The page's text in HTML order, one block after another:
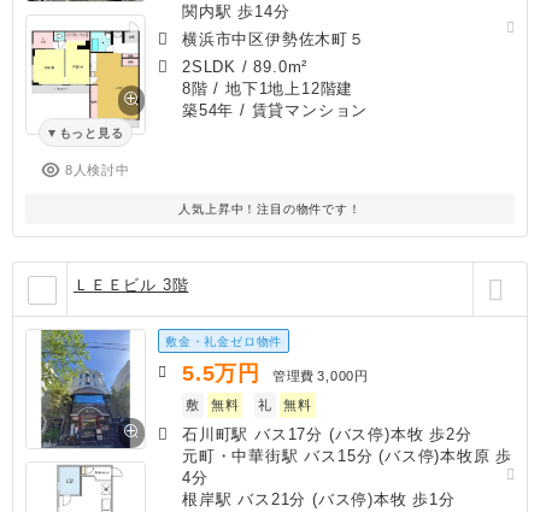
もっと見る
8人検討中
関内駅 歩14分
横浜市中区伊勢佐木町５
2SLDK /89.0m²
8階 / 地下1地上12階建
築54年 / 賃貸マンション
人気上昇中！注目の物件です！
ＬＥＥビル 3階
敷金・礼金ゼロ物件
5.5万円 管理費 3,000円
敷
無料 礼 無料
石川町駅 バス17分 (バス停)本牧 歩2分
元町・中華街駅 バス15分 (バス停)本牧原 歩
4分
根岸駅 バス21分 (バス停)本牧 歩1分